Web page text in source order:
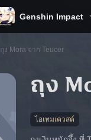
Genshin Impact
ถุง Mora จาก Teucer
ถุง
ไอเทมเควสต์